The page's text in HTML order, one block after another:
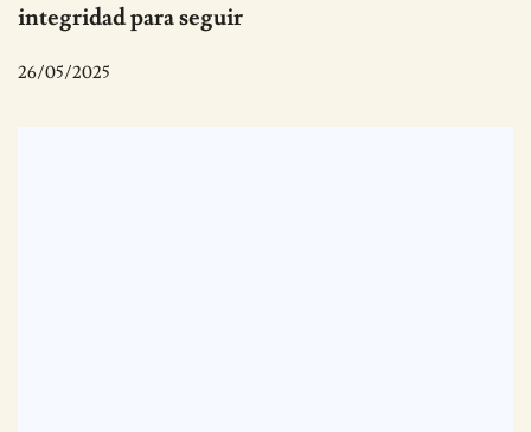
integridad para seguir
26/05/2025